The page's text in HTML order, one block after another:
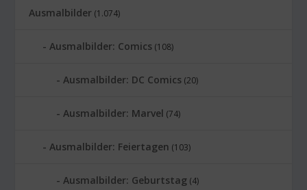
Ausmalbilder (1.074)
Ausmalbilder: Comics (108)
Ausmalbilder: DC Comics (20)
Ausmalbilder: Marvel (74)
Ausmalbilder: Feiertagen (103)
Ausmalbilder: Geburtstag (4)